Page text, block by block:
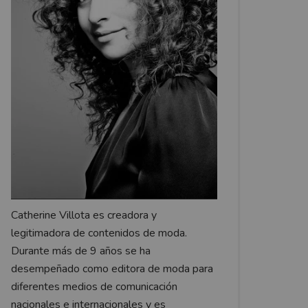
Catherine Villota es creadora y
legitimadora de contenidos de moda.
Durante más de 9 años se ha
desempeñado como editora de moda para
diferentes medios de comunicación
nacionales e internacionales y es